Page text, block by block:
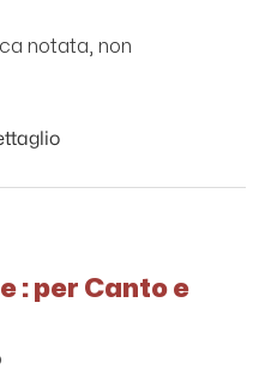
notata, non
: per Canto e